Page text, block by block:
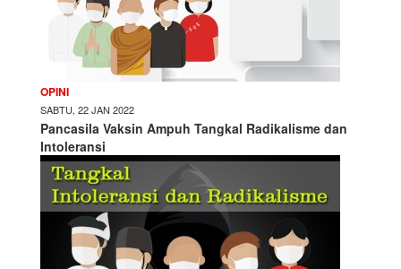
OPINI
SABTU, 22 JAN 2022
Pancasila Vaksin Ampuh Tangkal Radikalisme dan
Intoleransi